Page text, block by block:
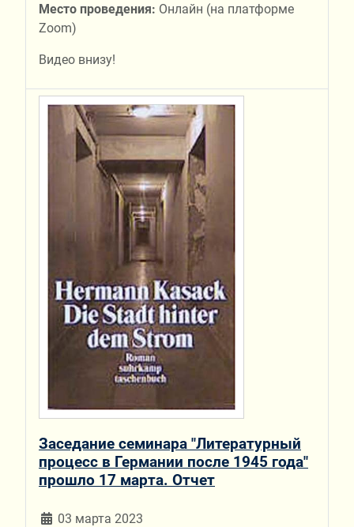
Место проведения: Онлайн (на платформе
Zoom)
Видео внизу!
Заседание семинара "Литературный
процесс в Германии после 1945 года"
прошло 17 марта. Отчет
03 марта 2023